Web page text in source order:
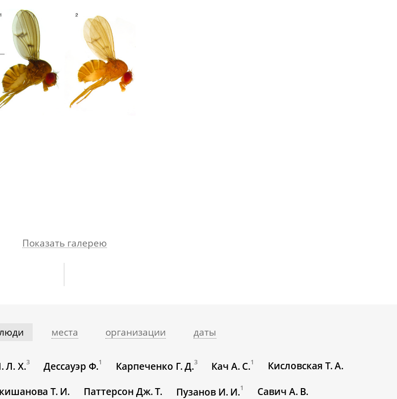
Показать галерею
места организации даты
Л. Х.3 Дессауэр Ф.1 Карпеченко Г. Д.3 Кач А. С.1 Кисловская Т. А.
Т. И. Паттерсон Дж. Т. Пузанов И. И.1 Савич А. В.